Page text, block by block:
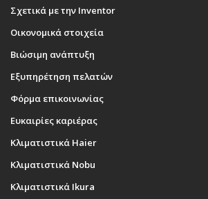
Σχετικά με την Inventor
Οικονομικά στοιχεία
Βιώσιμη ανάπτυξη
Εξυπηρέτηση πελατών
Φόρμα επικοινωνίας
Ευκαιρίες καριέρας
Κλιματιστικά Haier
Κλιματιστικά Nobu
Κλιματιστικά Ikura